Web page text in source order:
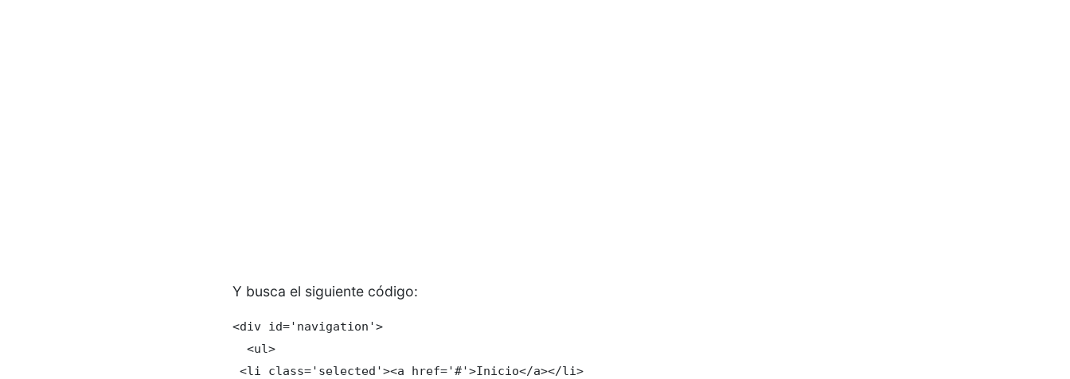
Y busca el siguiente código:
<div id='navigation'>
  <ul>
<li class='selected'><a href='#'>Inicio</a></li>